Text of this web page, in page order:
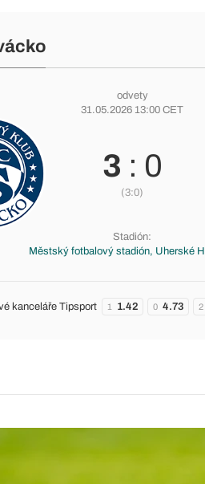
odvety
31.05.2026 13:00 CET
3 : 0
(3:0)
Stadión:
Městský fotbalový stadión, Uherské
kanceláře Tipsport 1 1.42 0 4.73 2